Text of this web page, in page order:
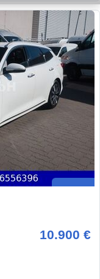
10.900 €